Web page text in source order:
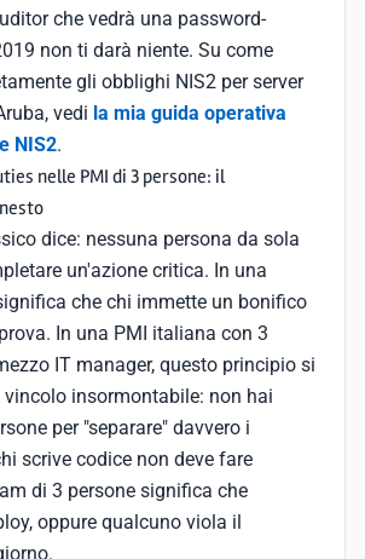
che vedrà una password-
non ti darà niente. Su come
gli obblighi NIS2 per server
vedi la mia guida operativa
NIS2.
nelle PMI di 3 persone: il
dice: nessuna persona da sola
un'azione critica. In una
che chi immette un bonifico
In una PMI italiana con 3
IT manager, questo principio si
insormontabile: non hai
per "separare" davvero i
scrive codice non deve fare
di 3 persone significa che
oppure qualcuno viola il